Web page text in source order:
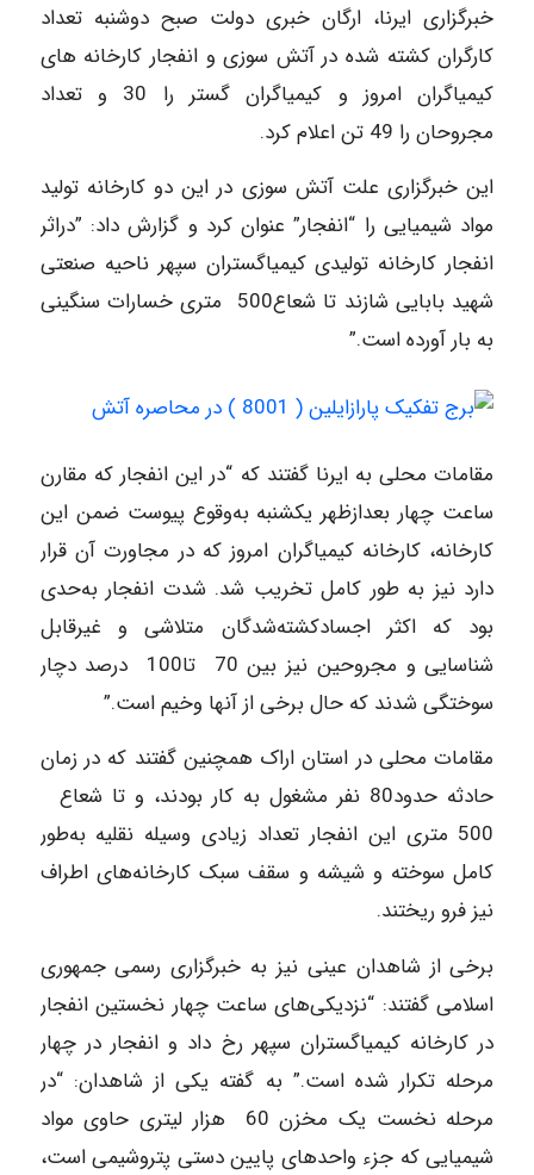
خبرگزاری ایرنا، ارگان خبری دولت صبح دوشنبه تعداد
کارگران کشته شده در آتش سوزی و انفجار کارخانه ‏های
کیمیاگران امروز و کیمیاگران گستر را 30 و تعداد
مجروحان را 49 تن اعلام کرد.‏
این خبرگزاری علت آتش سوزی در این دو کارخانه تولید
مواد شیمیایی را “انفجار” عنوان کرد و گزارش داد: ‏‏”دراثر
انفجار کارخانه تولیدی‎ ‎کیمیاگستران سپهر ناحیه صنعتی
مقامات محلی به ایرنا گفتند که “در این انفجار که مقارن
ساعت چهار بعدازظهر یکشنبه به‌وقوع پیوست ضمن این
‏کارخانه، کارخانه کیمیاگران امروز که در مجاورت آن قرار
دارد نیز به طور کامل تخریب شد. شدت انفجار ‏به‌حدی
بود که‎ ‎اکثر اجسادکشته‌شدگان متلاشی و غیرقابل
شناسایی و مجروحین نیز بین ‏‎ ‎ 70‎تا‎ ‎ 100‎درصد‎ ‎دچار
‏سوختگی شدند که حال برخی از آنها وخیم است.”‏
مقامات محلی در استان اراک همچنین گفتند که در زمان
‏‏500 متری‎ ‎این انفجار تعداد زیادی وسیله نقلیه به‌طور
کامل سوخته و شیشه و سقف سبک‎ ‎کارخانه‌های اطراف
‏نیز فرو ریختند.‏
برخی از شاهدان عینی نیز به خبرگزاری رسمی جمهوری
اسلامی گفتند: “نزدیکی‌های ساعت چهار نخستین ‏انفجار
در کارخانه کیمیاگستران سپهر رخ داد و‎ ‎انفجار در چهار
مرحله تکرار شده است.” به گفته یکی از ‏شاهدان: “در
مرحله نخست یک مخزن ‎ ‎ 60‎هزار لیتری حاوی مواد
شیمیایی که جزء واحدهای پایین دستی ‏پتروشیمی است،